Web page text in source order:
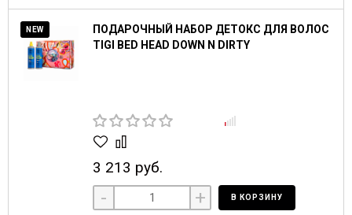
NEW
ПОДАРОЧНЫЙ НАБОР ДЕТОКС ДЛЯ ВОЛОС
TIGI BED HEAD DOWN N DIRTY
3 213 руб.
- + В КОРЗИНУ